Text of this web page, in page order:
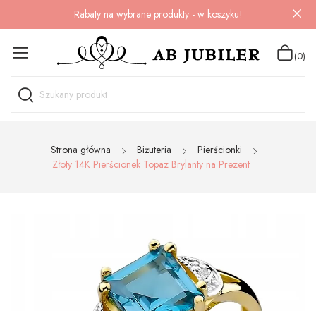
Rabaty na wybrane produkty - w koszyku!
(0)
Strona główna Biżuteria
Pierścionki
Złoty 14K Pierścionek Topaz Brylanty na Prezent